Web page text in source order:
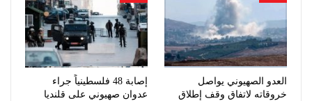
العدو الصهيوني يواصل
خروقاته لاتفاق وقف إطلاق
إصابة 48 فلسطينياً جراء
عدوان صهيوني على قلنديا